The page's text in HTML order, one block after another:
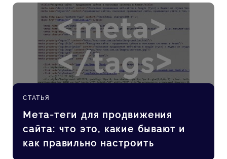
СТАТЬЯ
Мета-теги для продвижения
сайта: что это, какие бывают и
как правильно настроить